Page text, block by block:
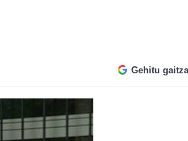
Gehitu